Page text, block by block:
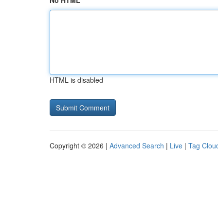
HTML is disabled
Copyright © 2026 | Advanced Search | Live | Tag